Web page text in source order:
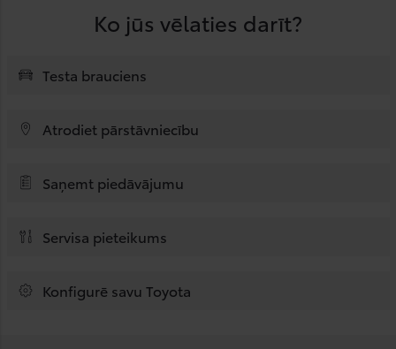
Ko jūs vēlaties darīt?
Testa brauciens
Atrodiet pārstāvniecību
Saņemt piedāvājumu
Servisa pieteikums
Konfigurē savu Toyota